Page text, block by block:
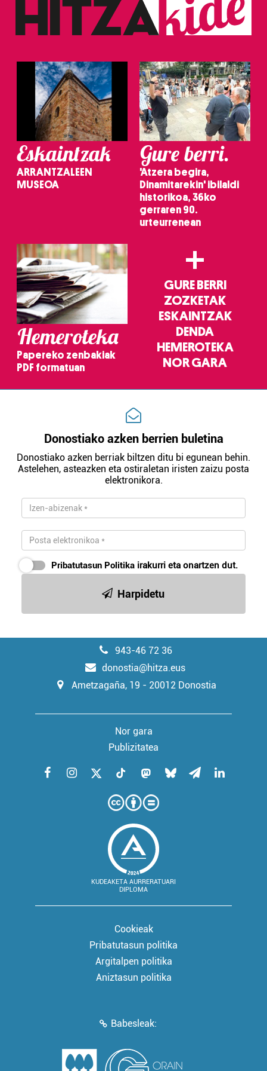
Eskaintzak
ARRANTZALEEN
MUSEOA
Gure berri.
'Atzera begira,
Dinamitarekin' ibilaldi
historikoa, 36ko
gerraren 90.
urteurrenean
Hemeroteka
Papereko zenbakiak
PDF formatuan
+
GURE BERRI
ZOZKETAK
ESKAINTZAK
DENDA
HEMEROTEKA
NOR GARA
Donostiako azken berrien buletina
Donostiako azken berriak biltzen ditu bi egunean behin.
Astelehen, asteazken eta ostiraletan iristen zaizu posta
elektronikora.
Pribatutasun Politika irakurri eta onartzen dut.
Harpidetu
943-46 72 36
donostia@hitza.eus
Ametzagaña, 19 - 20012 Donostia
Nor gara
Publizitatea
KUDEAKETA AURRERATUARI
DIPLOMA
Cookieak
Pribatutasun politika
Argitalpen politika
Aniztasun politika
Babesleak: